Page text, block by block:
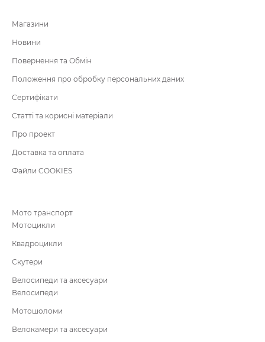
Магазини
Новини
Повернення та Обмін
Положення про обробку персональних даних
Сертифікати
Статті та корисні матеріали
Про проект
Доставка та оплата
Файли COOKIES
Мото транспорт
Мотоцикли
Квадроцикли
Скутери
Велосипеди та аксесуари
Велосипеди
Мотошоломи
Велокамери та аксесуари